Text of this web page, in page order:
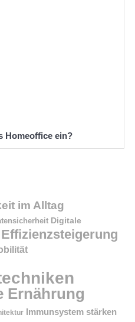
Homeoffice ein?
im Alltag
Digitale
Effizienzsteigerung
Ernährung
Immunsystem stärken